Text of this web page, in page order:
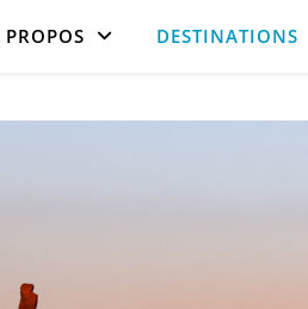
PROPOS DESTINATIONS